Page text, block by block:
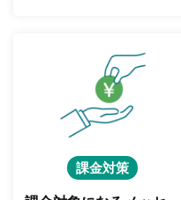
課金対策